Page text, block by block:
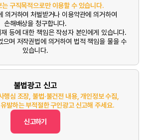
구직목적으로만 이용할 수 있습니다.
의거하여 처벌받거나 이용약관에 의거하여
손해배상을 청구합니다.
등에 대한 책임은 작성자 본인에게 있습니다.
으며 저작권법에 의거하여 법적 책임을 물을 수
있습니다.
불법광고 신고
행심 조장, 불법·불건전 내용, 개인정보 수집,
발하는 부적절한 구인광고 신고해 주세요.
신고하기